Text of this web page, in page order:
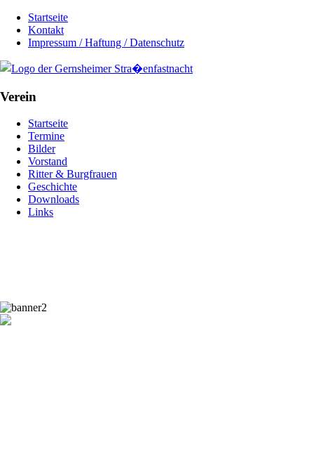
Startseite
Kontakt
Impressum / Haftung / Datenschutz
Verein
Startseite
Termine
Bilder
Vorstand
Ritter & Burgfrauen
Geschichte
Downloads
Links